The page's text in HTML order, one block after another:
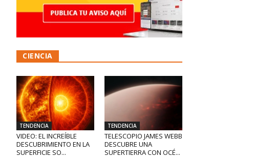
CIENCIA
TENDENCIA
VIDEO: EL INCREÍBLE
DESCUBRIMIENTO EN LA
SUPERFICIE SO...
TENDENCIA
TELESCOPIO JAMES WEBB
DESCUBRE UNA
SUPERTIERRA CON OCÉ...